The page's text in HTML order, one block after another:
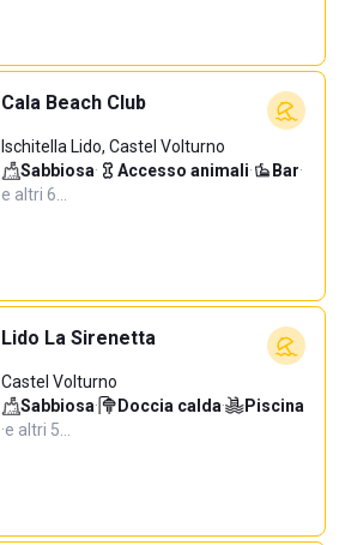
Cala Beach Club
Ischitella Lido, Castel Volturno
Sabbiosa· Accesso animali· Bar·
e altri 6…
Lido La Sirenetta
Castel Volturno
Sabbiosa· Doccia calda·
Piscina
·e altri 5…